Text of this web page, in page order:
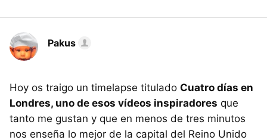
Pakus
Hoy os traigo un timelapse titulado Cuatro días en
Londres, uno de esos vídeos inspiradores que
tanto me gustan y que en menos de tres minutos
nos enseña lo mejor de la capital del Reino Unido